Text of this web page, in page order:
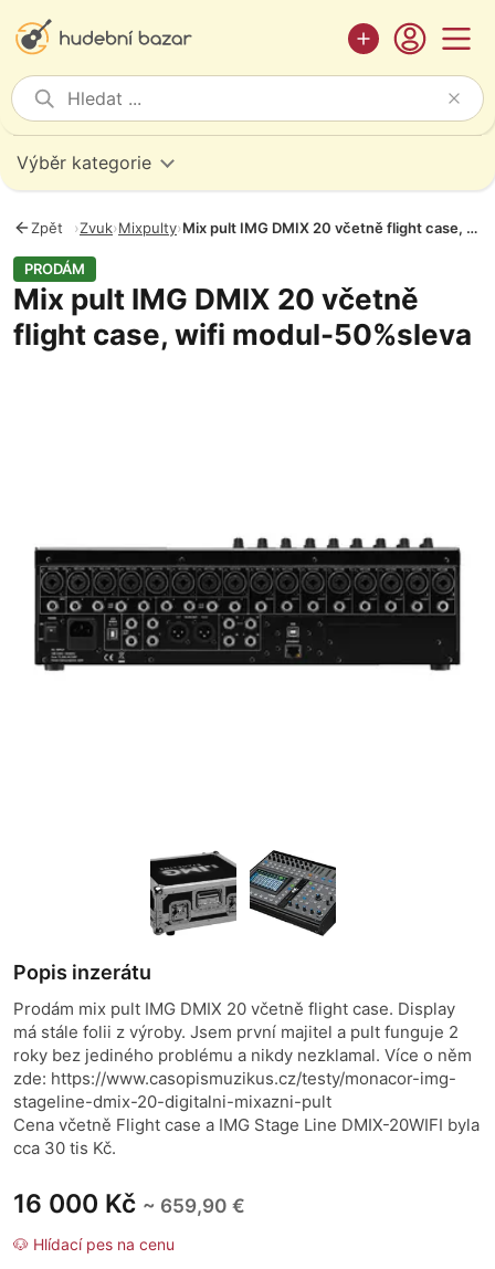
Výběr kategorie
Zpět ›Zvuk›Mixpulty› Mix pult IMG DMIX 20 včetně flight case, wifi modul-50%sleva
PRODÁM
Mix pult IMG DMIX 20 včetně
flight case, wifi modul-50%sleva
16 000 Kč ~ 659,90 €
🐶 Hlídací pes na cenu
Popis inzerátu
Prodám mix pult IMG DMIX 20 včetně flight case. Display
má stále folii z výroby. Jsem první majitel a pult funguje 2
roky bez jediného problému a nikdy nezklamal. Více o něm
zde: https://www.casopismuzikus.cz/testy/monacor-img-
stageline-dmix-20-digitalni-mixazni-pult
Cena včetně Flight case a IMG Stage Line DMIX-20WIFI byla
cca 30 tis Kč.